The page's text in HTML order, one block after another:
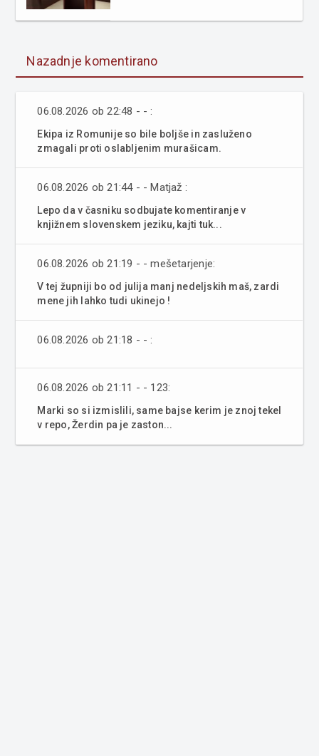
Nazadnje komentirano
06.08.2026 ob 22:48 - - :
Ekipa iz Romunije so bile boljše in zasluženo
zmagali proti oslabljenim murašicam.
06.08.2026 ob 21:44 - - Matjaž :
Lepo da v časniku sodbujate komentiranje v
knjižnem slovenskem jeziku, kajti tuk...
06.08.2026 ob 21:19 - - mešetarjenje:
V tej župniji bo od julija manj nedeljskih maš, zardi
mene jih lahko tudi ukinejo !
06.08.2026 ob 21:18 - - :
06.08.2026 ob 21:11 - - 123:
Marki so si izmislili, same bajse kerim je znoj tekel
v repo, Žerdin pa je zaston...